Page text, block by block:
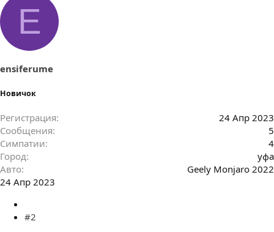
E
ensiferume
Новичок
Регистрация
24 Апр 2023
Сообщения
5
Симпатии
4
Город
уфа
Авто
Geely Monjaro 2022
24 Апр 2023
#2